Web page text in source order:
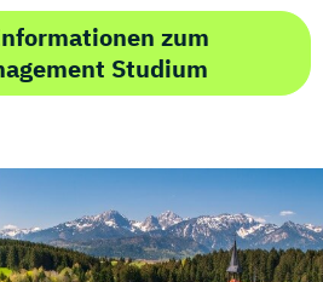
zum
Studium